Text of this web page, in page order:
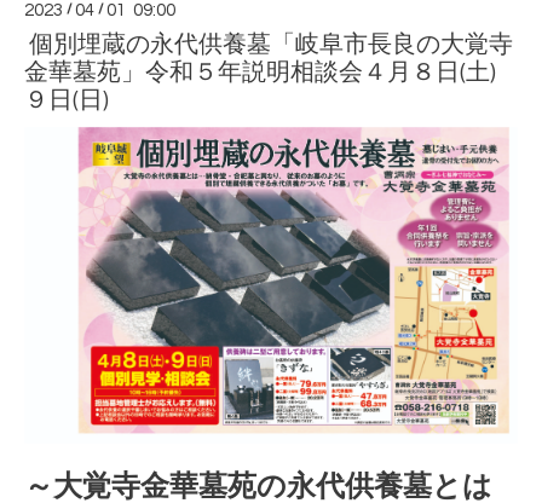
2023 /04 /01 09:00
個別埋蔵の永代供養墓「岐阜市長良の大覚寺
金華墓苑」令和５年説明相談会４月８日(土)
９日(日)
～大覚寺金華墓苑の永代供養墓とは